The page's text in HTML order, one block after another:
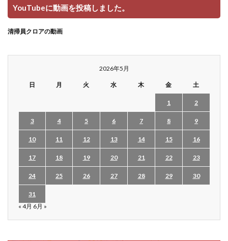
YouTubeに動画を投稿しました。
清掃員クロアの動画
2026年5月
日 月 火 水 木 金 土
1 2
3 4 5 6 7 8 9
10 11 12 13 14 15 16
17 18 19 20 21 22 23
24 25 26 27 28 29 30
31
« 4月 6月 »